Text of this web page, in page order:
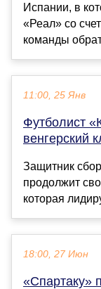
Испании, в
«Реал» со
команды
11:00, 25 Янв
Футболист
венгерский
Защитник
продолжит
которая
18:00, 27 Июн
«Спартаку»